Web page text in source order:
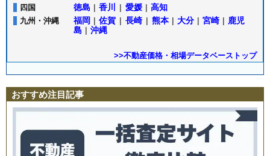
四国 徳島 | 香川 | 愛媛 | 高知
九州・沖縄 福岡 | 佐賀 | 長崎 | 熊本 | 大分 | 宮崎 | 鹿児
島 | 沖縄
>>不動産価格・相場データベーストップ
おすすめ注目記事